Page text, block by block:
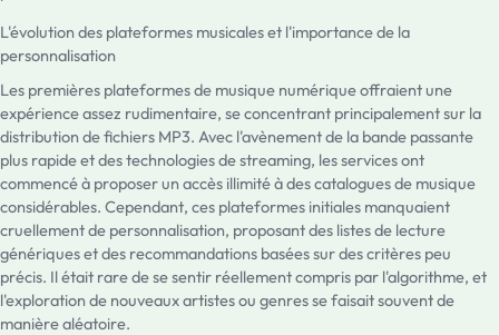
L'évolution des plateformes musicales et l'importance de la
personnalisation
Les premières plateformes de musique numérique offraient une
expérience assez rudimentaire, se concentrant principalement sur la
distribution de fichiers MP3. Avec l'avènement de la bande passante
plus rapide et des technologies de streaming, les services ont
commencé à proposer un accès illimité à des catalogues de musique
considérables. Cependant, ces plateformes initiales manquaient
cruellement de personnalisation, proposant des listes de lecture
génériques et des recommandations basées sur des critères peu
précis. Il était rare de se sentir réellement compris par l'algorithme, et
l'exploration de nouveaux artistes ou genres se faisait souvent de
manière aléatoire.